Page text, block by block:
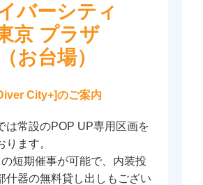
バーシティ
京 プラザ
（お台場）
City+]のご案内
は常設のPOP UP専用区画を
ります。
短期催事が可能で、内装投
什器の無料貸し出しもござい